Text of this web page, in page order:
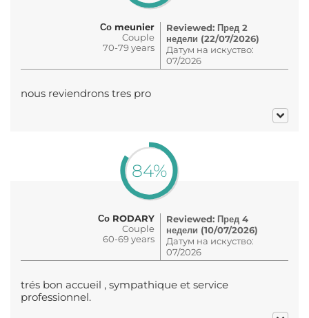
Со meunier
Couple
70-79 years
Reviewed: Пред 2
недели (22/07/2026)
Датум на искуство:
07/2026
nous reviendrons tres pro
84%
Со RODARY
Couple
60-69 years
Reviewed: Пред 4
недели (10/07/2026)
Датум на искуство:
07/2026
trés bon accueil , sympathique et service
professionnel.